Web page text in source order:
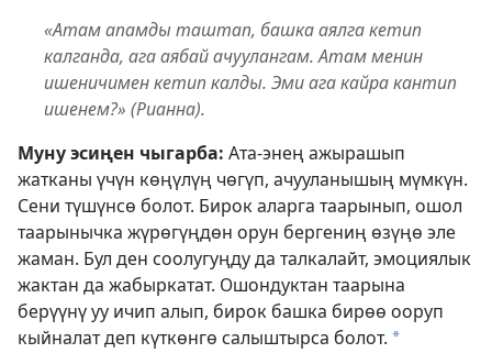
«Атам апамды таштап, башка аялга кетип
калганда, ага аябай ачуулангам. Атам менин
ишеничимен кетип калды. Эми ага кайра кантип
ишенем?» (Рианна).
Муну эсиңен чыгарба: Ата-энең ажырашып
жатканы үчүн көңүлүң чөгүп, ачууланышың мүмкүн.
Сени түшүнсө болот. Бирок аларга таарынып, ошол
таарынычка жүрөгүңдөн орун бергениң өзүңө эле
жаман. Бул ден соолугуңду да талкалайт, эмоциялык
жактан да жабыркатат. Ошондуктан таарына
берүүнү уу ичип алып, бирок башка бирөө ооруп
кыйналат деп күткөнгө салыштырса болот. a